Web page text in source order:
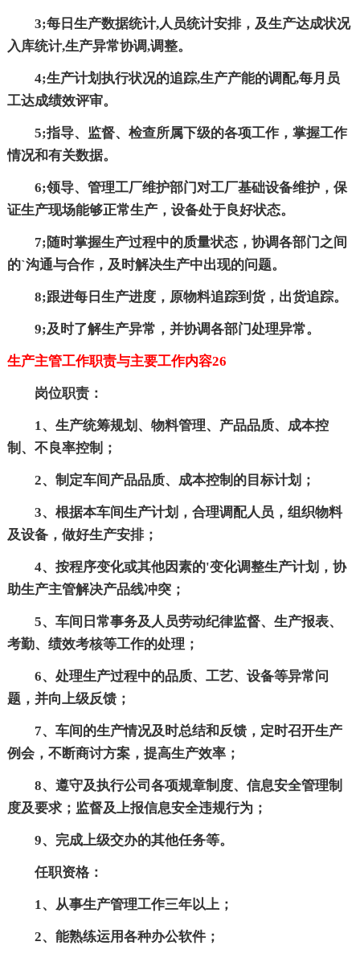
3;每日生产数据统计,人员统计安排，及生产达成状况
入库统计,生产异常协调,调整。
4;生产计划执行状况的追踪,生产产能的调配,每月员
工达成绩效评审。
5;指导、监督、检查所属下级的各项工作，掌握工作
情况和有关数据。
6;领导、管理工厂维护部门对工厂基础设备维护，保
证生产现场能够正常生产，设备处于良好状态。
7;随时掌握生产过程中的质量状态，协调各部门之间
的`沟通与合作，及时解决生产中出现的问题。
8;跟进每日生产进度，原物料追踪到货，出货追踪。
9;及时了解生产异常，并协调各部门处理异常。
生产主管工作职责与主要工作内容26
岗位职责：
1、生产统筹规划、物料管理、产品品质、成本控
制、不良率控制；
2、制定车间产品品质、成本控制的目标计划；
3、根据本车间生产计划，合理调配人员，组织物料
及设备，做好生产安排；
4、按程序变化或其他因素的'变化调整生产计划，协
助生产主管解决产品线冲突；
5、车间日常事务及人员劳动纪律监督、生产报表、
考勤、绩效考核等工作的处理；
6、处理生产过程中的品质、工艺、设备等异常问
题，并向上级反馈；
7、车间的生产情况及时总结和反馈，定时召开生产
例会，不断商讨方案，提高生产效率；
8、遵守及执行公司各项规章制度、信息安全管理制
度及要求；监督及上报信息安全违规行为；
9、完成上级交办的其他任务等。
任职资格：
1、从事生产管理工作三年以上；
2、能熟练运用各种办公软件；